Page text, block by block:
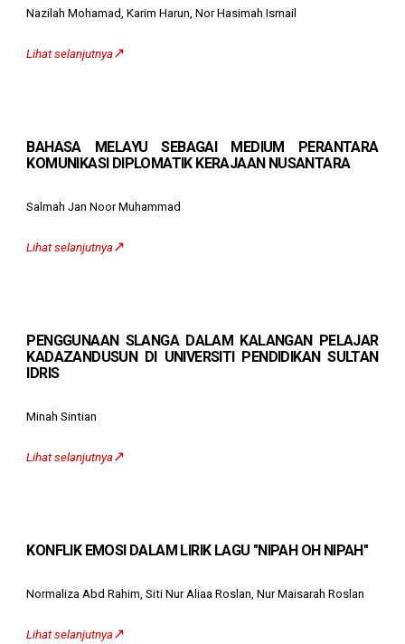
Nazilah Mohamad, Karim Harun, Nor Hasimah Ismail
Lihat selanjutnya↗️
BAHASA MELAYU SEBAGAI MEDIUM PERANTARA
KOMUNIKASI DIPLOMATIK KERAJAAN NUSANTARA
Salmah Jan Noor Muhammad
Lihat selanjutnya↗️
PENGGUNAAN SLANGA DALAM KALANGAN PELAJAR
KADAZANDUSUN DI UNIVERSITI PENDIDIKAN SULTAN
IDRIS
Minah Sintian
Lihat selanjutnya↗️
KONFLIK EMOSI DALAM LIRIK LAGU "NIPAH OH NIPAH"
Normaliza Abd Rahim, Siti Nur Aliaa Roslan, Nur Maisarah Roslan
Lihat selanjutnya↗️